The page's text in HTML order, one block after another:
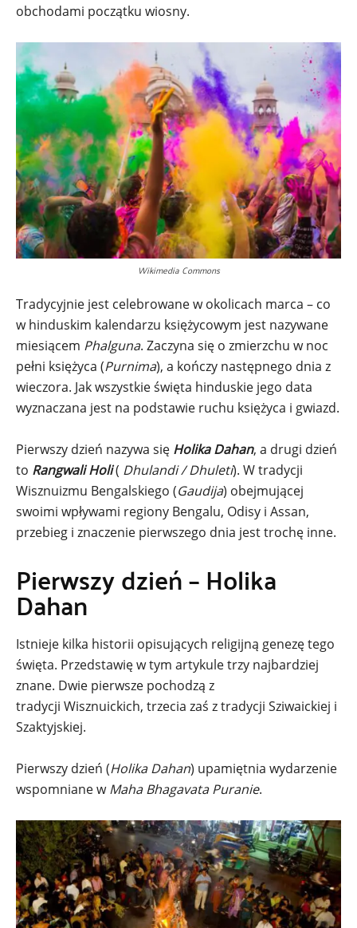
obchodami początku wiosny.
Wikimedia Commons
Tradycyjnie jest celebrowane w okolicach marca – co
w hinduskim kalendarzu księżycowym jest nazywane
miesiącem Phalguna. Zaczyna się o zmierzchu w noc
pełni księżyca (Purnima), a kończy następnego dnia z
wieczora. Jak wszystkie święta hinduskie jego data
wyznaczana jest na podstawie ruchu księżyca i gwiazd.
Pierwszy dzień nazywa się Holika Dahan, a drugi dzień
to Rangwali Holi( Dhulandi / Dhuleti). W tradycji
Wisznuizmu Bengalskiego (Gaudija) obejmującej
swoimi wpływami regiony Bengalu, Odisy i Assan,
przebieg i znaczenie pierwszego dnia jest trochę inne.
Pierwszy dzień – Holika
Dahan
Istnieje kilka historii opisujących religijną genezę tego
święta. Przedstawię w tym artykule trzy najbardziej
znane. Dwie pierwsze pochodzą z
tradycji Wisznuickich, trzecia zaś z tradycji Sziwaickiej i
Szaktyjskiej.
Pierwszy dzień (Holika Dahan) upamiętnia wydarzenie
wspomniane wMaha Bhagavata Puranie.